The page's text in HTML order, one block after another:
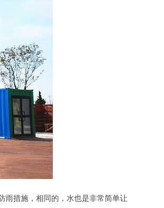
雨措施，相同的，水也是非常简单让